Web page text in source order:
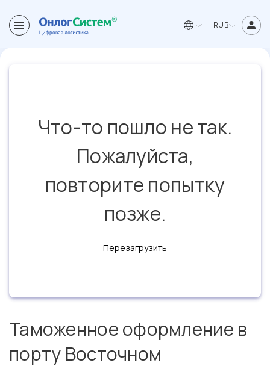
RUB
Что-то пошло не так.
Пожалуйста,
повторите попытку
позже.
Перезагрузить
Таможенное оформление в
порту Восточном